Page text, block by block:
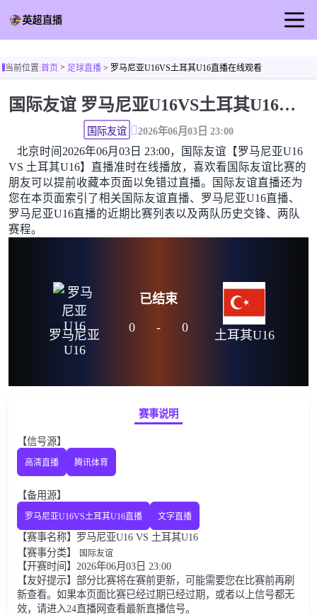
足球直播
足球视频
足球新闻
当前位置:首页> 足球直播> 罗马尼亚U16VS土耳其U16直播在线观看
国际友谊 罗马尼亚U16VS土耳其U16直播在线观看高清无插件
国际友谊 2026年06月03日 23:00
北京时间2026年06月03日 23:00，国际友谊【罗马尼亚U16
VS 土耳其U16】直播准时在线播放，喜欢看国际友谊比赛的
朋友可以提前收藏本页面以免错过直播。国际友谊直播还为
您在本页面索引了相关国际友谊直播、罗马尼亚U16直播、
罗马尼亚U16直播的近期比赛列表以及两队历史交锋、两队
赛程。
罗马尼亚
U16
0 - 0
已结束
土耳其U16
赛事说明
【信号源】
高清直播 腾讯体育
【备用源】
罗马尼亚U16VS土耳其U16直播 文字直播
【赛事名称】罗马尼亚U16 VS 土耳其U16
【赛事分类】
国际友谊
【开赛时间】2026年06月03日 23:00
【友好提示】部分比赛将在赛前更新，可能需要您在比赛前再刷
新查看。如果本页面比赛已经过期已经过期，或者以上信号都无
效，请进入24直播网查看最新直播信号。